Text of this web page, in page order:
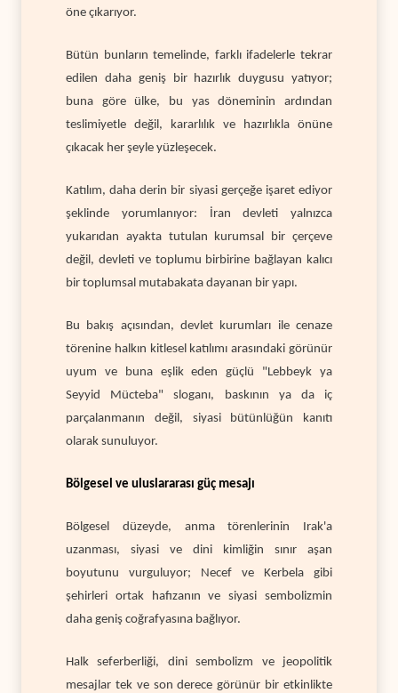
öne çıkarıyor.
Bütün bunların temelinde, farklı ifadelerle tekrar
edilen daha geniş bir hazırlık duygusu yatıyor;
buna göre ülke, bu yas döneminin ardından
teslimiyetle değil, kararlılık ve hazırlıkla önüne
çıkacak her şeyle yüzleşecek.
Katılım, daha derin bir siyasi gerçeğe işaret ediyor
şeklinde yorumlanıyor: İran devleti yalnızca
yukarıdan ayakta tutulan kurumsal bir çerçeve
değil, devleti ve toplumu birbirine bağlayan kalıcı
bir toplumsal mutabakata dayanan bir yapı.
Bu bakış açısından, devlet kurumları ile cenaze
törenine halkın kitlesel katılımı arasındaki görünür
uyum ve buna eşlik eden güçlü "Lebbeyk ya
Seyyid Mücteba" sloganı, baskının ya da iç
parçalanmanın değil, siyasi bütünlüğün kanıtı
olarak sunuluyor.
Bölgesel ve uluslararası güç mesajı
Bölgesel düzeyde, anma törenlerinin Irak'a
uzanması, siyasi ve dini kimliğin sınır aşan
boyutunu vurguluyor; Necef ve Kerbela gibi
şehirleri ortak hafızanın ve siyasi sembolizmin
daha geniş coğrafyasına bağlıyor.
Halk seferberliği, dini sembolizm ve jeopolitik
mesajlar tek ve son derece görünür bir etkinlikte